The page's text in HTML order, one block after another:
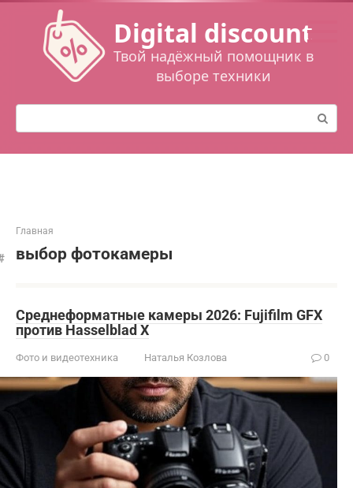
Перейти
контенту
Digital discount
Твой надёжный помощник в
выборе техники
Поиск:
Главная
выбор фотокамеры
Среднеформатные камеры 2026: Fujifilm GFX
против Hasselblad X
Фото и видеотехника Наталья Козлова 0